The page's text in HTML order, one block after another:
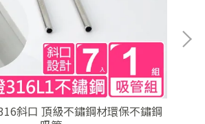
斜口 頂級不鏽鋼材環保不鏽鋼